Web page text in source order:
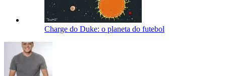
Charge do Duke: o planeta do futebol